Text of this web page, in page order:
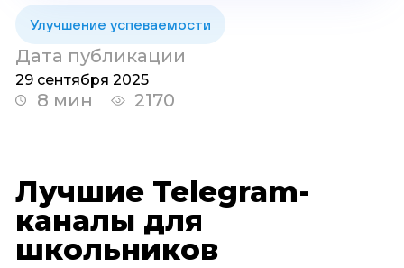
Улучшение успеваемости
8 мин 2170
Дата публикации
29 сентября 2025
Лучшие Telegram-
каналы для
школьников